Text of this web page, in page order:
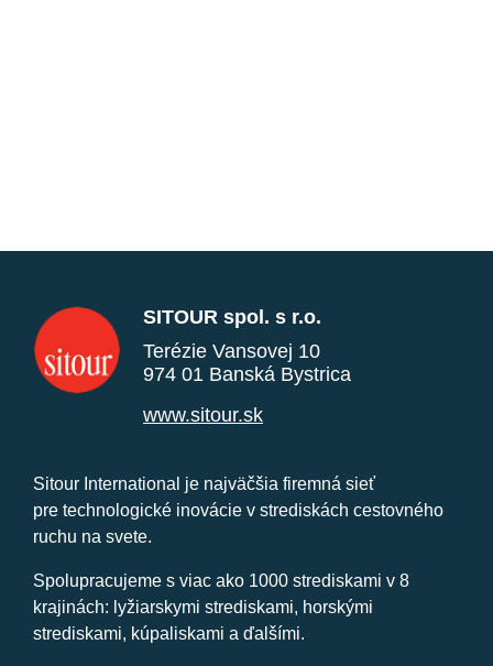
SITOUR spol. s r.o.
Terézie Vansovej 10
974 01 Banská Bystrica
www.sitour.sk
Sitour International je najväčšia firemná sieť
pre technologické inovácie v strediskách cestovného
ruchu na svete.
Spolupracujeme s viac ako 1000 strediskami v 8
krajinách: lyžiarskymi strediskami, horskými
strediskami, kúpaliskami a ďalšími.